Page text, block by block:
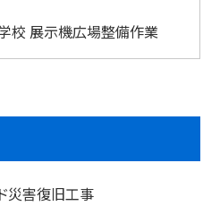
校 展示機広場整備作業
災害復旧工事